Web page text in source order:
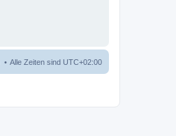
Alle Zeiten sind UTC+02:00